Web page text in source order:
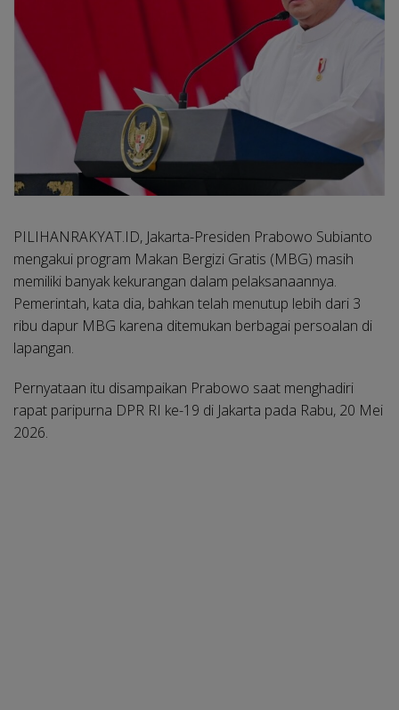
PILIHANRAKYAT.ID, Jakarta-Presiden Prabowo Subianto
mengakui program Makan Bergizi Gratis (MBG) masih
memiliki banyak kekurangan dalam pelaksanaannya.
Pemerintah, kata dia, bahkan telah menutup lebih dari 3
ribu dapur MBG karena ditemukan berbagai persoalan di
lapangan.
Pernyataan itu disampaikan Prabowo saat menghadiri
rapat paripurna DPR RI ke-19 di Jakarta pada Rabu, 20 Mei
2026.